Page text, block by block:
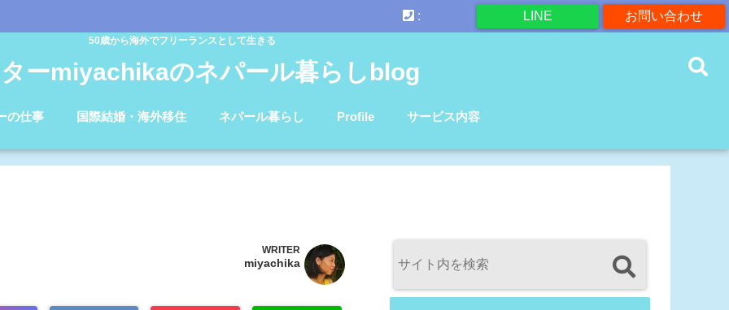
お問い合わせ
LINE
:
50歳から海外でフリーランスとして生きる
ーmiyachikaのネパール暮らしblog
の仕事 国際結婚・海外移住 ネパール暮らし Profile サービス内容
WRITER
miyachika